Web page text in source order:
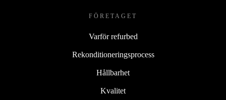
FÖRETAGET
Varför refurbed
Rekonditioneringsprocess
Hållbarhet
Kvalitet